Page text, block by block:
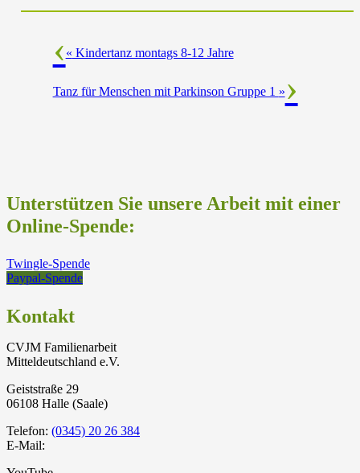
« Kindertanz montags 8-12 Jahre
Tanz für Menschen mit Parkinson Gruppe 1 »
Unterstützen Sie unsere Arbeit mit einer
Online-Spende:
Twingle-Spende
Paypal-Spende
Kontakt
CVJM Familienarbeit
Mitteldeutschland e.V.
Geiststraße 29
06108 Halle (Saale)
Telefon: (0345) 20 26 384
E-Mail: